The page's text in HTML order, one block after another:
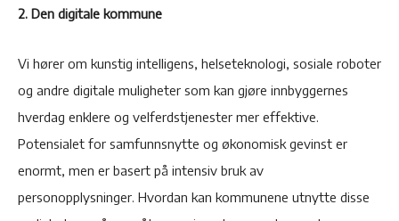
2. Den digitale kommune
Vi hører om kunstig intelligens, helseteknologi, sosiale roboter
og andre digitale muligheter som kan gjøre innbyggernes
hverdag enklere og velferdstjenester mer effektive.
Potensialet for samfunnsnytte og økonomisk gevinst er
enormt, men er basert på intensiv bruk av
personopplysninger. Hvordan kan kommunene utnytte disse